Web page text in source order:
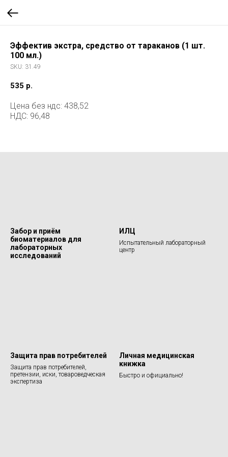
Эффектив экстра, средство от тараканов (1 шт.
100 мл.)
SKU: 31.49
535 р.
Цена без ндс: 438,52
НДС: 96,48
Забор и приём
биоматериалов для
лабораторных
исследований
ИЛЦ
Испытательный лабораторный
центр
Защита прав потребителей
Защита прав потребителей,
претензии, иски, товароведческая
экспертиза
Личная медицинская
книжка
Быстро и официально!